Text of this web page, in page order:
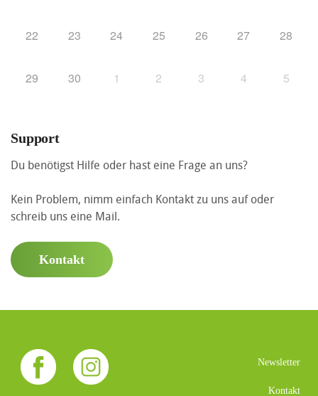
22 23 24 25 26 27 28
29 30 1 2 3 4 5
Support
Du benötigst Hilfe oder hast eine Frage an uns?
Kein Problem, nimm einfach Kontakt zu uns auf oder
schreib uns eine Mail.
Kontakt
Newsletter
Kontakt